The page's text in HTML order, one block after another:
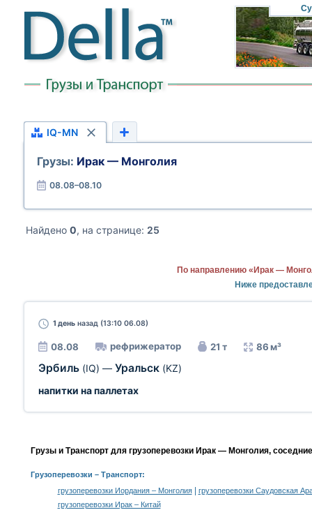
IQ-MN
Грузы: Ирак — Монголия
08.08–08.10
Найдено 0, на странице: 25
По направлению «Ирак —
Ниже
1 день назад (13:10 06.08)
08.08 рефрижератор 21 т 86 м³
Эрбиль (IQ) — Уральск (KZ)
напитки на паллетах
Грузы и Транспорт для грузоперевозки Ирак — Монголия,
Грузоперевозки – Транспорт:
грузоперевозки Иордания – Монголия|
грузоперевозки Саудовская
грузоперевозки Ирак – Китай